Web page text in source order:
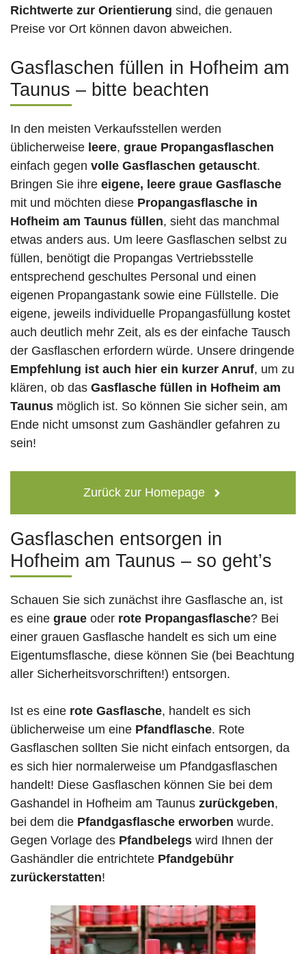
Richtwerte zur Orientierung sind, die genauen
Preise vor Ort können davon abweichen.
Gasflaschen füllen in Hofheim am
Taunus – bitte beachten
In den meisten Verkaufsstellen werden
üblicherweise leere, graue Propangasflaschen
einfach gegen volle Gasflaschen getauscht.
Bringen Sie ihre eigene, leere graue Gasflasche
mit und möchten diese Propangasflasche in
Hofheim am Taunus füllen, sieht das manchmal
etwas anders aus. Um leere Gasflaschen selbst zu
füllen, benötigt die Propangas Vertriebsstelle
entsprechend geschultes Personal und einen
eigenen Propangastank sowie eine Füllstelle. Die
eigene, jeweils individuelle Propangasfüllung kostet
auch deutlich mehr Zeit, als es der einfache Tausch
der Gasflaschen erfordern würde. Unsere dringende
Empfehlung ist auch hier ein kurzer Anruf, um zu
klären, ob das Gasflasche füllen in Hofheim am
Taunus möglich ist. So können Sie sicher sein, am
Ende nicht umsonst zum Gashändler gefahren zu
sein!
Zurück zur Homepage
Gasflaschen entsorgen in
Hofheim am Taunus – so geht’s
Schauen Sie sich zunächst ihre Gasflasche an, ist
es eine graue oder rote Propangasflasche? Bei
einer grauen Gasflasche handelt es sich um eine
Eigentumsflasche, diese können Sie (bei Beachtung
aller Sicherheitsvorschriften!) entsorgen.
Ist es eine rote Gasflasche, handelt es sich
üblicherweise um eine Pfandflasche. Rote
Gasflaschen sollten Sie nicht einfach entsorgen, da
es sich hier normalerweise um Pfandgasflaschen
handelt! Diese Gasflaschen können Sie bei dem
Gashandel in Hofheim am Taunus zurückgeben,
bei dem die Pfandgasflasche erworben wurde.
Gegen Vorlage des Pfandbelegs wird Ihnen der
Gashändler die entrichtete Pfandgebühr
zurückerstatten!